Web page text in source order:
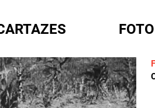
DE BUSCA